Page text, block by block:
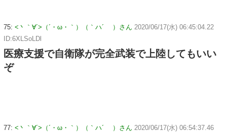
75: <丶｀∀´>（´・ω・｀）（｀ハ´ ）さん 2020/06/17(水) 06:45:04.22
ID:6XLSoLDl
医療支援で自衛隊が完全武装で上陸してもいい
ぞ
77: <丶｀∀´>（´・ω・｀）（｀ハ´ ）さん 2020/06/17(水) 06:54:37.46